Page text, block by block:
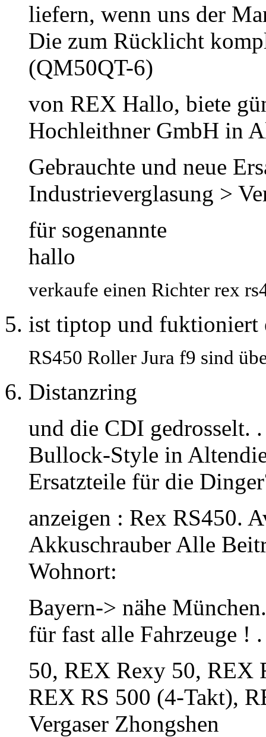
liefern, wenn uns der
Die zum Rücklicht
(QM50QT-6)
von REX Hallo, biete
Hochleithner GmbH in
Gebrauchte und neue
Industrieverglasung >
für sogenannte
hallo
verkaufe einen Richter rex
ist tiptop und
RS450 Roller Jura f9 sind
Distanzring
und die CDI gedrosselt.
Bullock-Style in
Ersatzteile für die
anzeigen : Rex RS450.
Akkuschrauber Alle
Wohnort:
Bayern-> nähe
für fast alle Fahrzeuge !
50, REX Rexy 50, REX
REX RS 500 (4-Takt),
Vergaser Zhongshen